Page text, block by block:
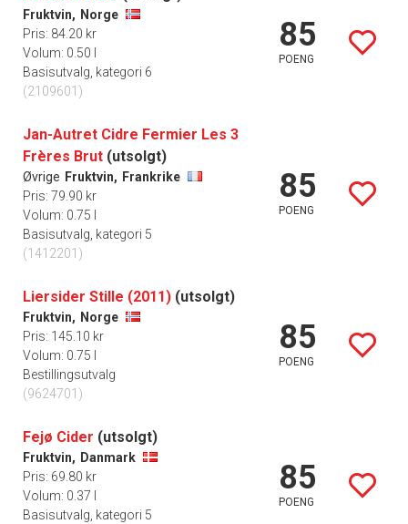
Fruktvin, Norge
Pris: 84.20 kr
Volum: 0.50 l
Basisutvalg, kategori 6
(2109601)
85
POENG
Jan-Autret Cidre Fermier Les 3
Frères Brut (utsolgt)
Øvrige Fruktvin, Frankrike
Pris: 79.90 kr
Volum: 0.75 l
Basisutvalg, kategori 5
(1412201)
85
POENG
Liersider Stille (2011) (utsolgt)
Fruktvin, Norge
Pris: 145.10 kr
Volum: 0.75 l
Bestillingsutvalg
(9624701)
85
POENG
Fejø Cider (utsolgt)
Fruktvin, Danmark
Pris: 69.80 kr
Volum: 0.37 l
Basisutvalg, kategori 5
85
POENG